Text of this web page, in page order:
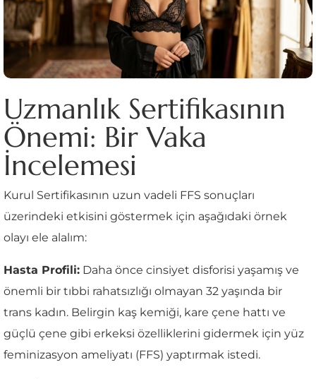
Uzmanlık Sertifikasının
Önemi: Bir Vaka
İncelemesi
Kurul Sertifikasının uzun vadeli FFS sonuçları
üzerindeki etkisini göstermek için aşağıdaki örnek
olayı ele alalım:
Hasta Profili: Daha önce cinsiyet disforisi yaşamış ve
önemli bir tıbbi rahatsızlığı olmayan 32 yaşında bir
trans kadın. Belirgin kaş kemiği, kare çene hattı ve
güçlü çene gibi erkeksi özelliklerini gidermek için yüz
feminizasyon ameliyatı (FFS) yaptırmak istedi.